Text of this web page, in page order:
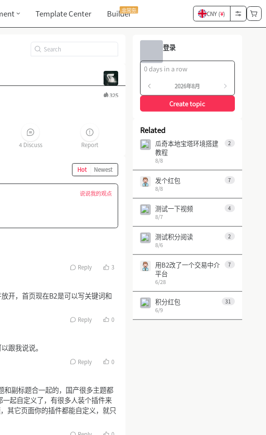
Template Center Builder
非常夯 CNY (¥)
325
4 Discuss Report
Hot Newest
说说我的观点
Reply 3
开，首页现在B2是可以写关键词和
Reply 0
跟我说说。
Reply 0
副标题合一起的，国产很多主题都
起自定义了，有很多人装个插件来
其它页面你的插件都能自定义，就只
登录
0 days in a row
2026年8月
Create topic
Related
瓜奇本地宝塔环境搭建
教程
2
8/8
发个红包 7
8/8
测试一下视频 4
8/7
测试积分阅读 2
8/6
用B2改了一个交易中介
平台
7
6/28
积分红包 31
6/9
上一页
第 1 页 下一页